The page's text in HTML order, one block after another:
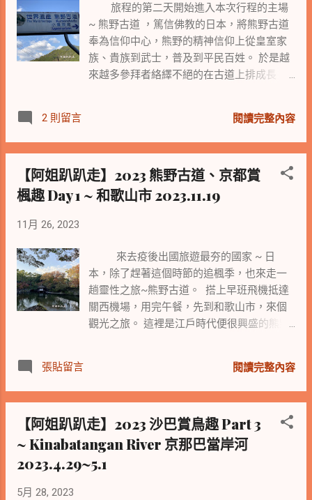
旅程的第二天開始進入本次行程的主場
~ 熊野古道 ，篤信佛教的日本，將熊野古道
奉為信仰中心，熊野的精神信仰上從皇室家
族、貴族到武士，普及到平民百姓。 於是越
來越多參拜者絡繹不絕的在古道上排成長
這片靜謐的紀伊山地，沿著不同的山徑，前
往受人崇敬的熊野三山。而這些不同的山
2 則留言 閱讀完整內容
【阿姐趴趴走】2023 熊野古道、京都賞
楓趣 Day 1 ~ 和歌山市 2023.11.19
11月 26, 2023
來去疫後出國旅遊最夯的國家 ~ 日
本，除了趕著這個時節的追楓季，也來走一
趟靈性之旅~熊野古道。 搭上早班飛機抵達
關西機場，用完午餐，先到和歌山市，來個
觀光之旅。 這裡是江戶時代便很興盛的熊野
張貼留言 閱讀完整內容
【阿姐趴趴走】2023 沙巴賞鳥趣 Part 3
~ Kinabatangan River 京那巴當岸河
2023.4.29~5.1
5月 28, 2023